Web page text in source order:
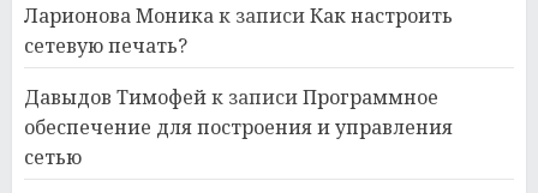
Ларионова Моникак записиКак настроить
сетевую печать?
Давыдов Тимофейк записиПрограммное
обеспечение для построения и управления
сетью